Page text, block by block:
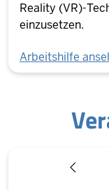
Reality (VR)-
einzusetzen.
Arbeitshilfe
ZURÜCK